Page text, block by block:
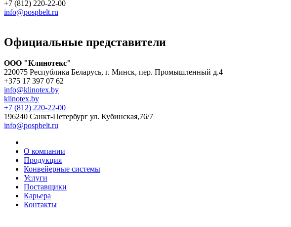
+7 (812) 220-22-00
info@pospbelt.ru
Официальные представители
ООО "Клинотекс"
220075 Республика Беларусь, г. Минск, пер. Промышленный д.4
+375 17 397 07 62
info@klinotex.by
klinotex.by
+7 (812) 220-22-00
196240 Санкт-Петербург ул. Кубинская,76/7
info@pospbelt.ru
О компании
Продукция
Конвейерные системы
Услуги
Поставщики
Карьера
Контакты